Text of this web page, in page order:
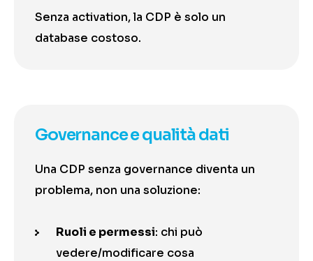
Senza activation, la CDP è solo un
database costoso.
Governance e qualità dati
Una CDP senza governance diventa un
problema, non una soluzione:
Ruoli e permessi: chi può
vedere/modificare cosa